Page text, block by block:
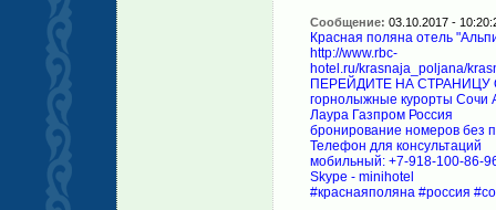
Сообщение: 03.10.2017 -
Красная поляна отель
http://www.rbc-
hotel.ru/krasnaja_poljana/
ПЕРЕЙДИТЕ НА СТРАНИЦУ
горнолыжные курорты Сочи
Лаура Газпром Россия
бронирование номеров без
Телефон для консультаций
мобильный: +7-918-100-86-
Skype - minihotel
#краснаяполяна #россия